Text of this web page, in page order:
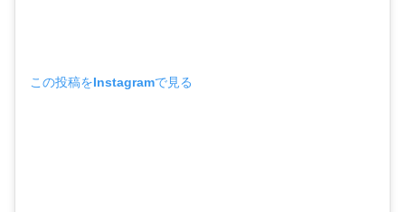
この投稿をInstagramで見る